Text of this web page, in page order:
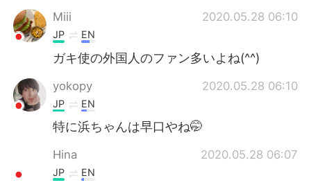
Miii 2020.05.28 06:10
JP EN
ガキ使の外国人のファン多いよね(^^)
yokopy 2020.05.28 06:10
JP EN
特に浜ちゃんは早口やね🤭
Hina 2020.05.28 06:07
JP EN